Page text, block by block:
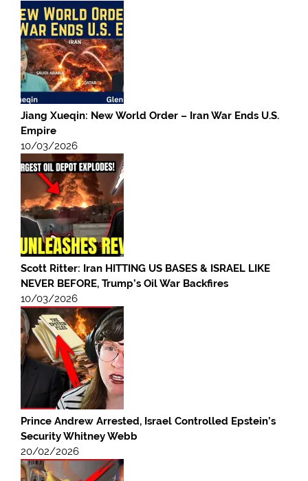
Jiang Xueqin: New World Order – Iran War Ends U.S.
Empire
10/03/2026
Scott Ritter: Iran HITTING US BASES & ISRAEL LIKE
NEVER BEFORE, Trump’s Oil War Backfires
10/03/2026
Prince Andrew Arrested, Israel Controlled Epstein’s
Security Whitney Webb
20/02/2026